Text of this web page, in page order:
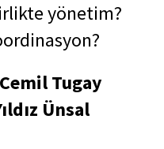
yönetim?
Tugay
Ünsal